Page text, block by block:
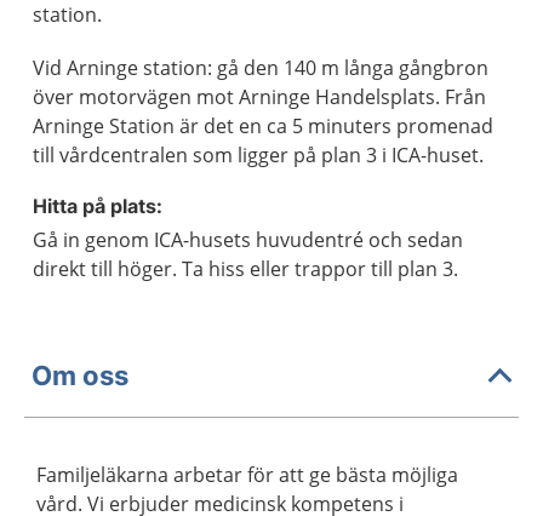
station.
Vid Arninge station: gå den 140 m långa gångbron
över motorvägen mot Arninge Handelsplats. Från
Arninge Station är det en ca 5 minuters promenad
till vårdcentralen som ligger på plan 3 i ICA-huset.
Hitta på plats:
Gå in genom ICA-husets huvudentré och sedan
direkt till höger. Ta hiss eller trappor till plan 3.
Om oss
Familjeläkarna arbetar för att ge bästa möjliga
vård. Vi erbjuder medicinsk kompetens i